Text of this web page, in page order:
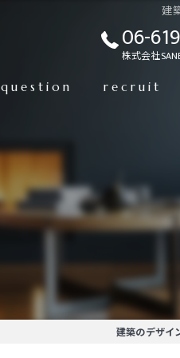
建
06-
株式会社
question recruit
建築のデザイ